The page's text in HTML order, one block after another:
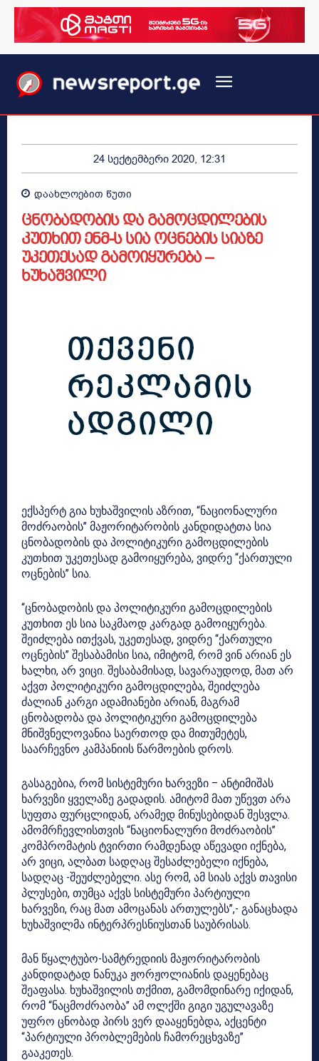
24 სექტემბერი 2020, 12:31
დაახლოებით წუთი
ცნობადობის და გამოცდილების
კუთხით ენმ-ს სია ოცნების სიაზე
უკეთესად გამოიყურება –
ხუხაშვილი
ექსპერტ გია ხუხაშვილის აზრით, “ნაციონალური
მოძრაობის” მაჟორიტარობის კანდიდატთა სია
ცნობადობის და პოლიტიკური გამოცდილების
კუთხით უკეთესად გამოიყურება, ვიდრე “ქართული
ოცნების” სია.
“ცნობადობის და პოლიტიკური გამოცდილების
კუთხით ეს სია საკმაოდ კარგად გამოიყურება.
შეიძლება ითქვას, უკეთესად, ვიდრე “ქართული
ოცნების” შესაბამისი სია, იმიტომ, რომ ვინ არიან ეს
ხალხი, არ ვიცი. შესაბამისად, სავარაუდოდ, მათ არ
აქვთ პოლიტიკური გამოცდილება, შეიძლება
ძალიან კარგი ადამიანები არიან, მაგრამ
ცნობადობა და პოლიტიკური გამოცდილება
მნიშვნელოვანია საერთოდ და მითუმეტეს,
საარჩევნო კამპანიის წარმოების დროს.
გასაგებია, რომ სისტემური ხარვეზი – ანტიმიშას
ხარვეზი ყველაზე გადადის. ამიტომ მათ უწევთ არა
სუფთა ფურცლიდან, არამედ მინუსებიდან შესვლა.
ამომრჩევლისთვის “ნაციონალური მოძრაობის”
კომპრომატის ტვირთი რამდენად აწევადი იქნება,
არ ვიცი, ალბათ სადღაც შესაძლებელი იქნება,
სადღაც -შეუძლებელი. ასე რომ, ამ სიას აქვს თავისი
პლუსები, თუმცა აქვს სისტემური პარტიული
ხარვეზი, რაც მათ ამოცანას ართულებს”,- განაცხადა
ხუხაშვილმა ინტერპრესნიუსთან საუბრისას.
მან წყალტუბო-სამტრედიის მაჟორიტარობის
კანდიდატად ნანუკა ჟორჟოლიანის დაყენებაც
შეაფასა. ხუხაშვილის თქმით, გამომდინარე იქიდან,
რომ “ნაცმოძრაობა” ამ ოლქში გიგი უგულავაზე
უფრო ცნობად პირს ვერ დააყენებდა, აქცენტი
“პარტიული პრობლემების ჩამორეცხვაზე”
გააკეთეს.